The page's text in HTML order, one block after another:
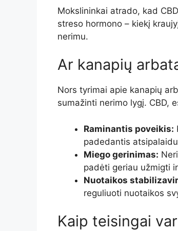
Mokslininkai atrado, kad
streso hormono – kiekį
nerimu.
Ar kanapių
Nors tyrimai apie kanapių
sumažinti nerimo lygį. CBD,
Raminantis poveikis:
padedantis
Miego gerinimas:
padėti geriau užmigti
Nuotaikos
reguliuoti nuotaikos
Kaip teisingai